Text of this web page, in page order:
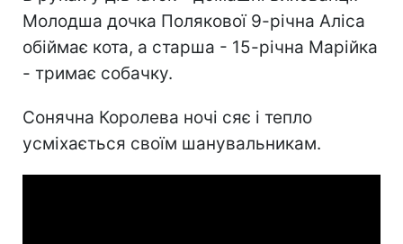
Молодша дочка Полякової 9-річна Аліса
обіймає кота, а старша - 15-річна Марійка
- тримає собачку.
Сонячна Королева ночі сяє і тепло
усміхається своїм шанувальникам.